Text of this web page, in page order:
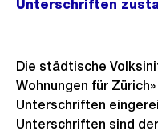
Unterschriften
Die städtische
Wohnungen für
Unterschriften
Unterschriften sind